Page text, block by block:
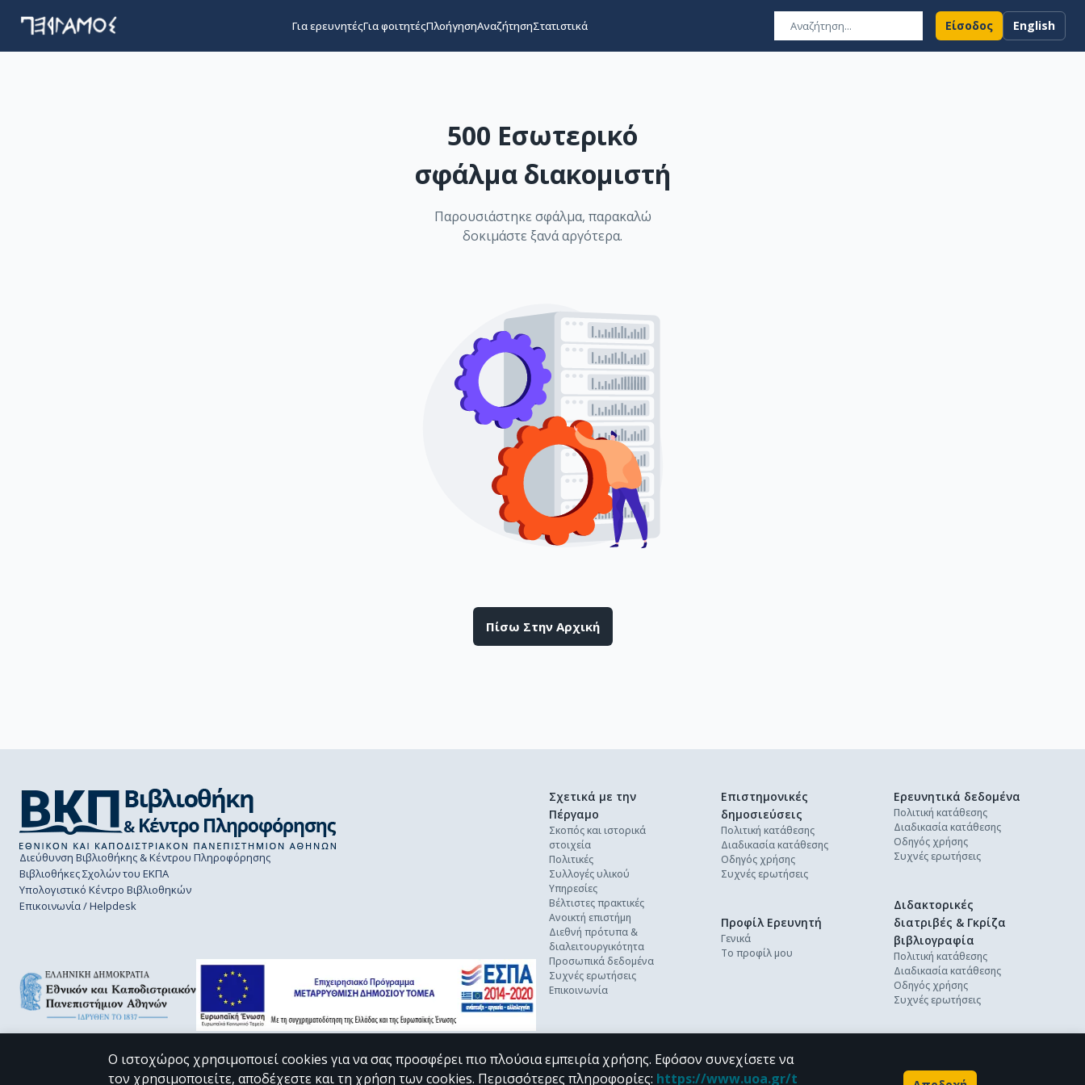
Για ερευνητέςΓια φοιτητέςΠλοήγησηΑναζήτησηΣτατιστικά Είσοδος English
500 Εσωτερικό
σφάλμα διακομιστή
Παρουσιάστηκε σφάλμα, παρακαλώ
δοκιμάστε ξανά αργότερα.
Πίσω Στην Αρχική
Διεύθυνση Βιβλιοθήκης & Κέντρου Πληροφόρησης
Βιβλιοθήκες Σχολών του ΕΚΠΑ
Υπολογιστικό Κέντρο Βιβλιοθηκών
Επικοινωνία / Helpdesk
Σχετικά με την
Πέργαμο
Σκοπός και ιστορικά
στοιχεία
Πολιτικές
Συλλογές υλικού
Υπηρεσίες
Βέλτιστες πρακτικές
Ανοικτή επιστήμη
Διεθνή πρότυπα &
διαλειτουργικότητα
Προσωπικά δεδομένα
Συχνές ερωτήσεις
Επικοινωνία
Επιστημονικές
δημοσιεύσεις
Πολιτική κατάθεσης
Διαδικασία κατάθεσης
Οδηγός χρήσης
Συχνές ερωτήσεις
Ερευνητικά δεδομένα
Πολιτική κατάθεσης
Διαδικασία κατάθεσης
Οδηγός χρήσης
Συχνές ερωτήσεις
Διδακτορικές
διατριβές & Γκρίζα
βιβλιογραφία
Πολιτική κατάθεσης
Διαδικασία κατάθεσης
Οδηγός χρήσης
Συχνές ερωτήσεις
Προφίλ Ερευνητή
Γενικά
Το προφίλ μου
Ο ιστοχώρος χρησιμοποιεί cookies για να σας προσφέρει πιο πλούσια εμπειρία χρήσης. Εφόσον συνεχίσετε να
τον χρησιμοποιείτε, αποδέχεστε και τη χρήση των cookies. Περισσότερες πληροφορίες: https://www.uoa.gr/t